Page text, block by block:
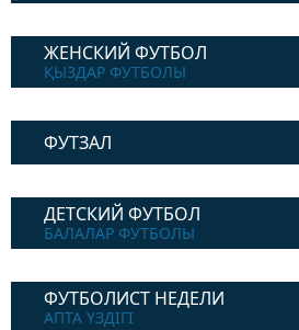
ЖЕНСКИЙ ФУТБОЛ
ҚЫЗДАР ФУТБОЛЫ
ФУТЗАЛ
ДЕТСКИЙ ФУТБОЛ
БАЛАЛАР ФУТБОЛЫ
ФУТБОЛИСТ НЕДЕЛИ
АПТА ҮЗДІГІ